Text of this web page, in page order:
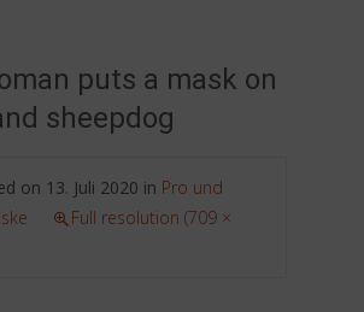
puts a mask on
sheepdog
on 13. Juli 2020 in Pro und
Full resolution (709 ×